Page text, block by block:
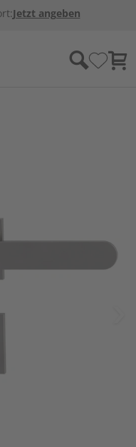
Jetzt angeben